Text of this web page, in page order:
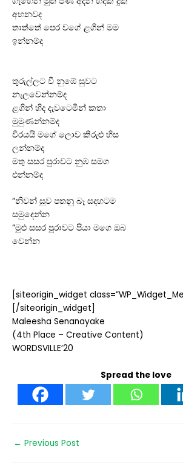
අහනවද
තාත්තේ පෙර වගේ ළගින් මම
ඉන්නම්ද
තුරුල්ලට වී නුඹේ සුවට
නැලවෙන්නම්ද
ළගින් හිද දැවටෙමින් කතා
මුමුණන්නම්ද
වීරයයි මගේ ලොව කිරුළු හිස
ලන්නම්ද
මතු සසර පුරාවට නුඹ සමග
එන්නම්ද
“නිවන් සුව පතනු බෑ සදහටම
සමුදෙන්න
“මුළු සසර පුරාවට පියා මගෙ ඔබ
වෙන්න
[siteorigin_widget
[/siteorigin_widget]
Maleesha Senanayake
(4th Place – Creative Content)
WORDSVILLE’20
Spread the love
← Previous Post